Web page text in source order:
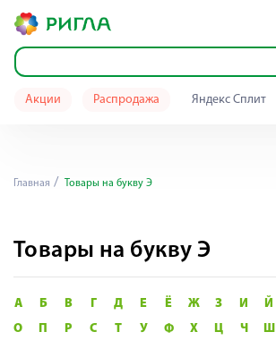
Акции Распродажа Яндекс Сплит
Главная Товары на букву Э
Товары на букву Э
А Б В Г Д Е Ё Ж З И Й
О
П Р С Т У Ф Х Ц Ч Ш